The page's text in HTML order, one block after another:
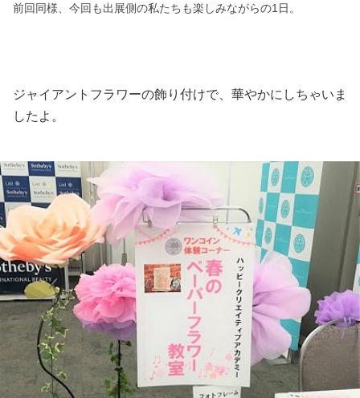
前回同様、今回も出展側の私たちも楽しみながらの1日。
ジャイアントフラワーの飾り付けで、華やかにしちゃいま
したよ。